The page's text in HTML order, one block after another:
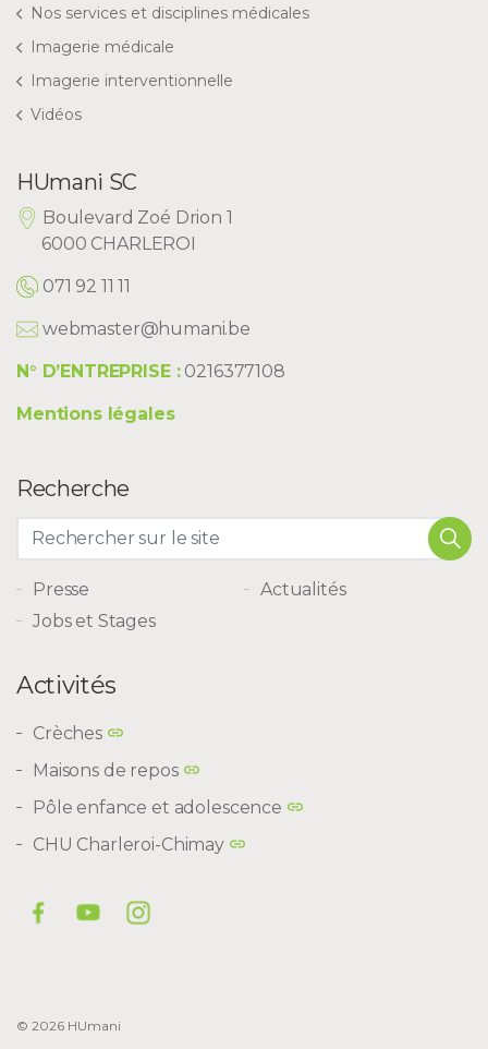
Nos services et disciplines médicales
Imagerie médicale
Imagerie interventionnelle
Vidéos
HUmani SC
Boulevard Zoé Drion 1
6000 CHARLEROI
071 92 11 11
webmaster@humani.be
N° D’ENTREPRISE :0216377108
Mentions légales
Recherche
Presse
Actualités
Jobs et Stages
Activités
Crèches
Maisons de repos
Pôle enfance et adolescence
CHU Charleroi-Chimay
© 2026 HUmani